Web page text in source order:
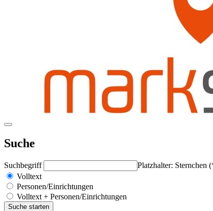
Suche
Suchbegriff
Platzhalter: Sternchen
Volltext
Personen/Einrichtungen
Volltext + Personen/Einrichtungen